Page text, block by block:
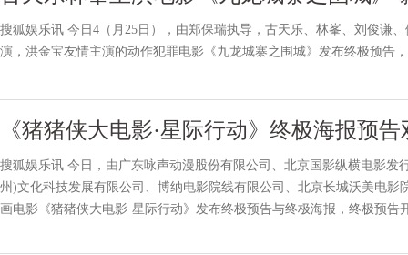
搜狐娱乐讯 今日4（月25日），由郑保瑞执导，古天乐、林峯、刘俊谦
演，洪金宝友情主演的动作犯罪电影《九龙城寨之围城》发布终极预告
《猪猪侠大电影·星际行动》终极海报预告
搜狐娱乐讯 今日，由广东咏声动漫股份有限公司、北京国影纵横电影
州)文化科技发展有限公司、博纳电影院线有限公司、北京长城沃美电
画电影《猪猪侠大电影·星际行动》发布终极预告与终极海报，终极预